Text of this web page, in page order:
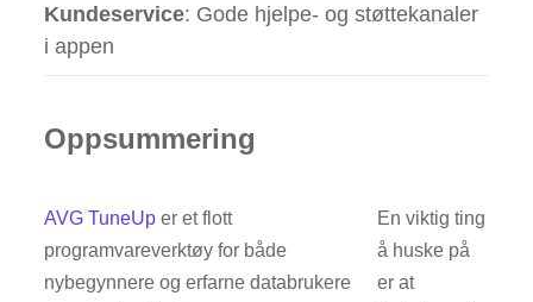
Kundeservice: Gode hjelpe- og støttekanaler
i appen
Oppsummering
AVG TuneUp er et flott
programvareverktøy for både
nybegynnere og erfarne databrukere
En viktig ting
å huske på
er at